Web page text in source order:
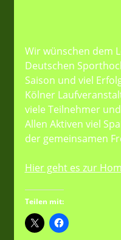
Wir wünschen dem
Deutschen
Saison und viel
Kölner
viele Teilnehmer
Allen Aktiven viel
der gemeinsamen
Hier geht es zur
Teilen mit: